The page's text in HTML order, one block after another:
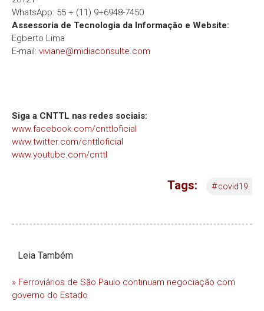
WhatsApp: 55 + (11) 9+6948-7450
Assessoria de Tecnologia da Informação e Website:
Egberto Lima
E-mail: viviane@midiaconsulte.com
Siga a CNTTL nas redes sociais:
www.facebook.com/cnttloficial
www.twitter.com/cnttloficial
www.youtube.com/cnttl
Tags: #covid19
Leia Também
» Ferroviários de São Paulo continuam negociação com
governo do Estado